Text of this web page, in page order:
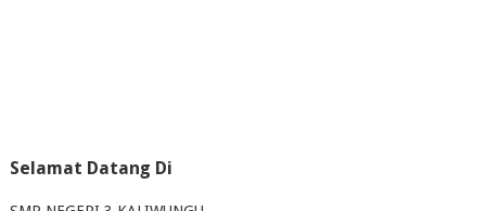
Selamat Datang Di